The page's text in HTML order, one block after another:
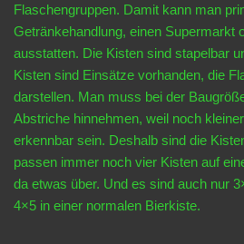
Flaschengruppen. Damit kann man
Getränkehandlung, einen Supermarkt
ausstatten. Die Kisten sind stapelbar
Kisten sind Einsätze vorhanden, die
darstellen. Man muss bei der
Abstriche hinnehmen, weil noch
erkennbar sein. Deshalb sind die
passen immer noch vier Kisten auf
da etwas über. Und es sind auch nur
4×5 in einer normalen Bierkiste.